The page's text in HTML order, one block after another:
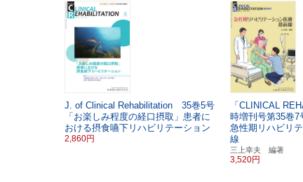
J. of Clinical Rehabilitation 35巻5号
「お楽しみ程度の経口摂取」患者に
おける摂食嚥下リハビリテーション
2,860円
「CLINICAL
時増刊号第35巻7
急性期リハビリ
線
三上幸夫 編著
3,520円